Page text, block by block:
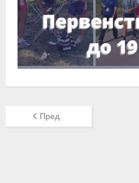
- Пресса о ФГСР в 2016
Grand Moscow Regatta (GMR)
Пред.